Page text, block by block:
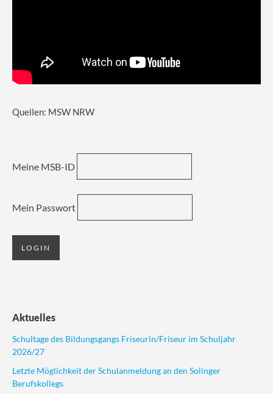
Quellen: MSW NRW
Meine MSB-ID
Mein Passwort
Aktuelles
Schultage des Bildungsgangs Friseurin/Friseur im Schuljahr
2026/27
Letzte Möglichkeit der Schulanmeldung an den Solinger
Berufskollegs